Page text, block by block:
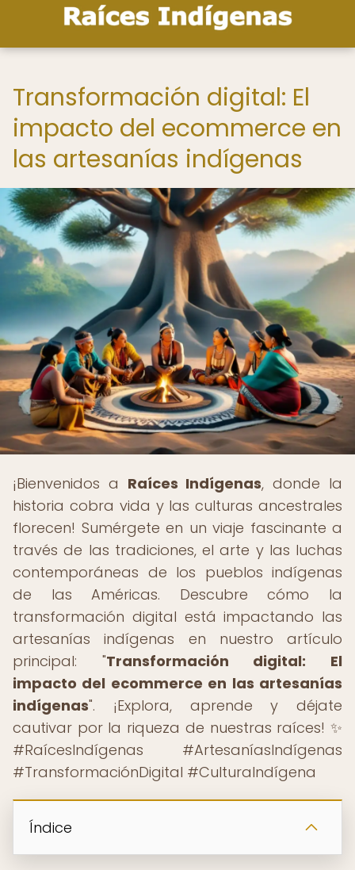
Transformación digital: El
impacto del ecommerce en
las artesanías indígenas
¡Bienvenidos a Raíces Indígenas, donde la
historia cobra vida y las culturas ancestrales
florecen! Sumérgete en un viaje fascinante a
través de las tradiciones, el arte y las luchas
contemporáneas de los pueblos indígenas
de las Américas. Descubre cómo la
transformación digital está impactando las
artesanías indígenas en nuestro artículo
principal: "Transformación digital: El
impacto del ecommerce en las artesanías
indígenas". ¡Explora, aprende y déjate
cautivar por la riqueza de nuestras raíces! ✨
#RaícesIndígenas #ArtesaníasIndígenas
#TransformaciónDigital #CulturaIndígena
Índice